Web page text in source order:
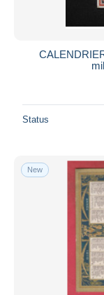
Status
New